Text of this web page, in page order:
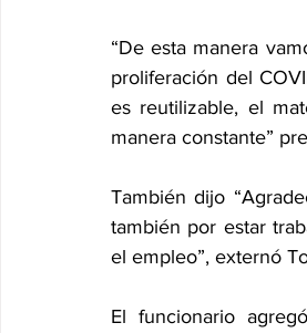
“De esta manera
proliferación del
es reutilizable, el
manera constante”
También dijo
también por estar
el empleo”, externó
El funcionario